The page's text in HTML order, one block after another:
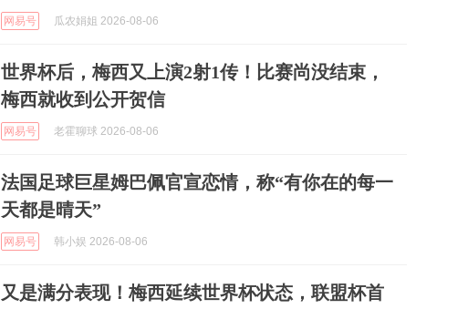
网易号 瓜农娟姐 2026-08-06
世界杯后，梅西又上演2射1传！比赛尚没结束，
梅西就收到公开贺信
网易号 老霍聊球 2026-08-06
法国足球巨星姆巴佩官宣恋情，称“有你在的每一
天都是晴天”
网易号 韩小娱 2026-08-06
又是满分表现！梅西延续世界杯状态，联盟杯首